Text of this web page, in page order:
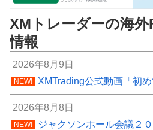
XMトレーダーの海
情報
2026年8月9日
NEW! XMTrading公式動画「初
2026年8月8日
NEW! ジャクソンホール会議２